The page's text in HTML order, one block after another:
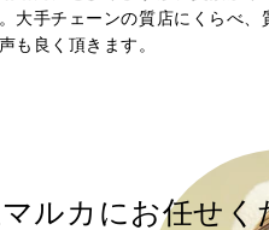
大手チェーンの質店にくらべ
も良く頂きます。
ルカに お任せく